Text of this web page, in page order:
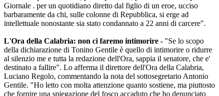
Giornale . per un quotidiano diretto dal figlio di un eroe, ucciso
barbaramente da chi, sulle colonne di Repubblica, si erge ad
intellettuale nonostante sia stato condannato a 22 anni di carcere".
L'Ora della Calabria: non ci faremo intimorire - "Se lo scopo
della dichiarazione di Tonino Gentile è quello di intimorire o ridurre
al silenzio me e tutta la redazione dell'Ora, sappia il senatore, che e'
destinato a fallire". Lo afferma il direttore dell'Ora della Calabria,
Luciano Regolo, commentando la nota del sottosegretario Antonio
Gentile. "Ho letto con molta attenzione quanto sostiene, ma piuttosto
che fornire una spiegazione del fosco accaduto che ho denunciato